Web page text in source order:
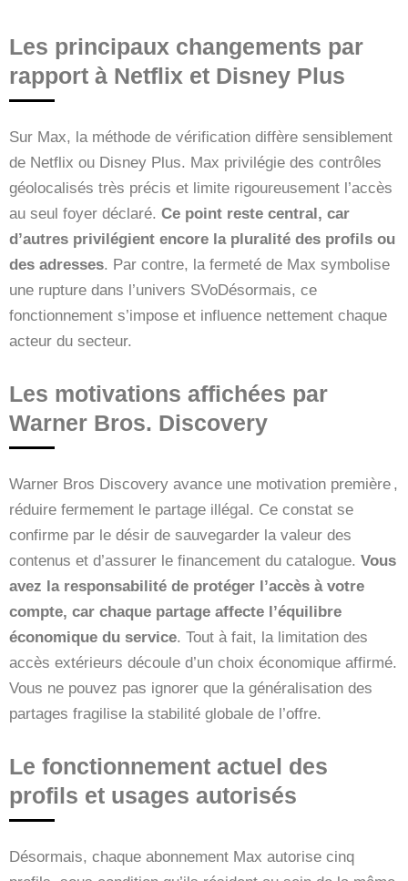
Les principaux changements par
rapport à Netflix et Disney Plus
Sur Max, la méthode de vérification diffère sensiblement
de Netflix ou Disney Plus. Max privilégie des contrôles
géolocalisés très précis et limite rigoureusement l’accès
au seul foyer déclaré. Ce point reste central, car
d’autres privilégient encore la pluralité des profils ou
des adresses. Par contre, la fermeté de Max symbolise
une rupture dans l’univers SVoDésormais, ce
fonctionnement s’impose et influence nettement chaque
acteur du secteur.
Les motivations affichées par
Warner Bros. Discovery
Warner Bros Discovery avance une motivation première ,
réduire fermement le partage illégal. Ce constat se
confirme par le désir de sauvegarder la valeur des
contenus et d’assurer le financement du catalogue. Vous
avez la responsabilité de protéger l’accès à votre
compte, car chaque partage affecte l’équilibre
économique du service. Tout à fait, la limitation des
accès extérieurs découle d’un choix économique affirmé.
Vous ne pouvez pas ignorer que la généralisation des
partages fragilise la stabilité globale de l’offre.
Le fonctionnement actuel des
profils et usages autorisés
Désormais, chaque abonnement Max autorise cinq